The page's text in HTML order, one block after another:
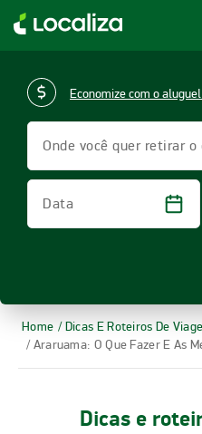
LOCALIZA ALUGUEL DE
Onde você quer retirar o
Data
Economize com o
Home / Dicas E Roteiros De
/ Araruama: O Que Fazer E As
Dicas e